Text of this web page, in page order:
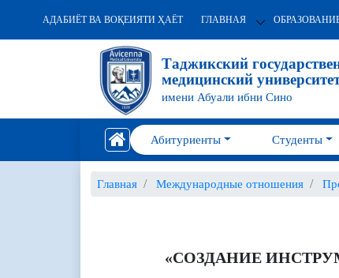
АДАБИЁТ ВА ВОҚЕИЯТИ ҲАЁТ ГЛАВНАЯ
Таджикский
медицинский
имени Абуали ибни Сино
Абитуриенты Студенты
Главная Международные отношения
«СОЗДАНИЕ